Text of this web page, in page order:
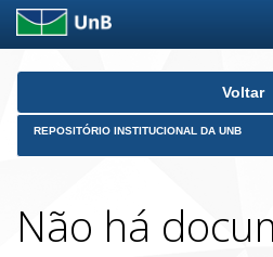
Skip
Voltar
REPOSITÓRIO INSTITUCIONAL DA UNB
Não há